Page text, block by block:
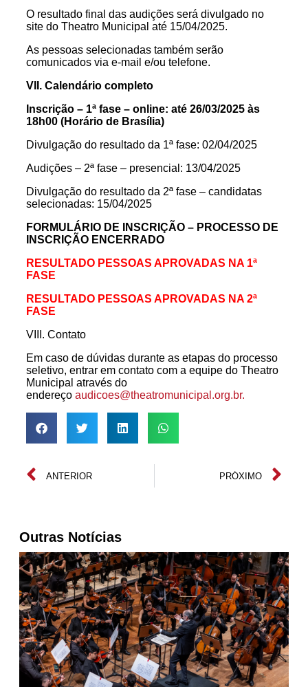
O resultado final das audições será divulgado no
site do Theatro Municipal até 15/04/2025.
As pessoas selecionadas também serão
comunicados via e-mail e/ou telefone.
VII. Calendário completo
Inscrição – 1ª fase – online: até 26/03/2025 às
18h00 (Horário de Brasília)
Divulgação do resultado da 1ª fase: 02/04/2025
Audições – 2ª fase – presencial: 13/04/2025
Divulgação do resultado da 2ª fase – candidatas
selecionadas: 15/04/2025
FORMULÁRIO DE INSCRIÇÃO – PROCESSO DE
INSCRIÇÃO ENCERRADO
RESULTADO PESSOAS APROVADAS NA 1ª
FASE
RESULTADO PESSOAS APROVADAS NA 2ª
FASE
VIII. Contato
Em caso de dúvidas durante as etapas do processo
seletivo, entrar em contato com a equipe do Theatro
Municipal através do
endereço audicoes@theatromunicipal.org.br.
ANTERIOR PRÓXIMO
Outras Notícias